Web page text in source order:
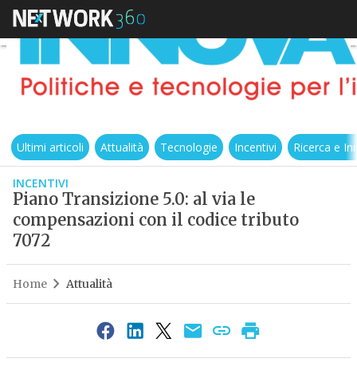
Ultimi articoli Attualità Tecnologie Incentivi Ricerca e
INCENTIVI
Piano Transizione 5.0: al via le
compensazioni con il codice tributo
7072
Home Attualità